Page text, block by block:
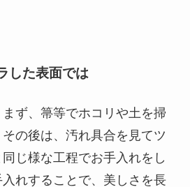
した表面では
ず、箒等でホコリや土を掃
の後は、汚れ具合を見てツ
じ様な工程でお手入れをし
れすることで、美しさを長